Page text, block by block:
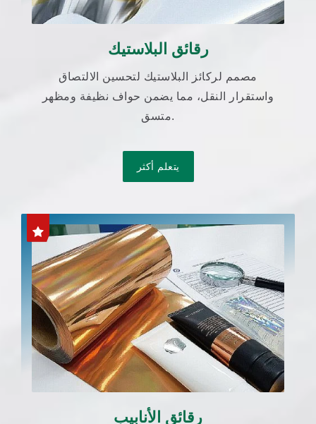
رقائق البلاستيك
مصمم لركائز البلاستيك لتحسين الالتصاق
واستقرار النقل، مما يضمن حواف نظيفة ومظهر
متسق.
يتعلم أكثر
رقائق الأنابيب